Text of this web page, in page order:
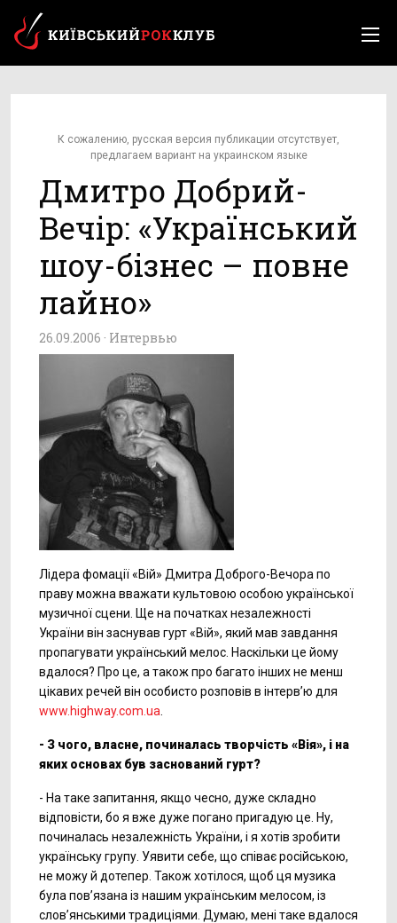
К сожалению, русская версия публикации отсутствует,
предлагаем вариант на украинском языке
Дмитро Добрий-
Вечір: «Український
шоу-бізнес – повне
лайно»
26.09.2006 · Интервью
Лідера фомації «Вій» Дмитра Доброго-Вечора по
праву можна вважати культовою особою української
музичної сцени. Ще на початках незалежності
України він заснував гурт «Вій», який мав завдання
пропагувати український мелос. Наскільки це йому
вдалося? Про це, а також про багато інших не менш
цікавих речей він особисто розповів в інтерв’ю для
www.highway.com.ua
- З чого, власне, починалась творчість «Вія», і на
яких основах був заснований гурт?
- На таке запитання, якщо чесно, дуже складно
відповісти, бо я вже дуже погано пригадую це. Ну,
починалась незалежність України, і я хотів зробити
українську групу. Уявити себе, що співає російською,
не можу й дотепер. Також хотілося, щоб ця музика
була пов’язана із нашим українським мелосом, із
слов’янськими традиціями. Думаю, мені таке вдалося